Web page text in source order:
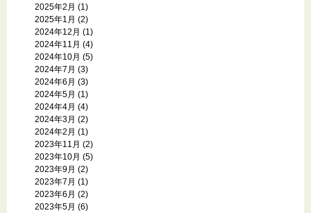
2025年2月 (1)
2025年1月 (2)
2024年12月 (1)
2024年11月 (4)
2024年10月 (5)
2024年7月 (3)
2024年6月 (3)
2024年5月 (1)
2024年4月 (4)
2024年3月 (2)
2024年2月 (1)
2023年11月 (2)
2023年10月 (5)
2023年9月 (2)
2023年7月 (1)
2023年6月 (2)
2023年5月 (6)